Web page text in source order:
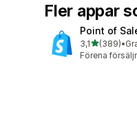
Fler appar
Point of
3,1av 5(389)
389 •
Förena